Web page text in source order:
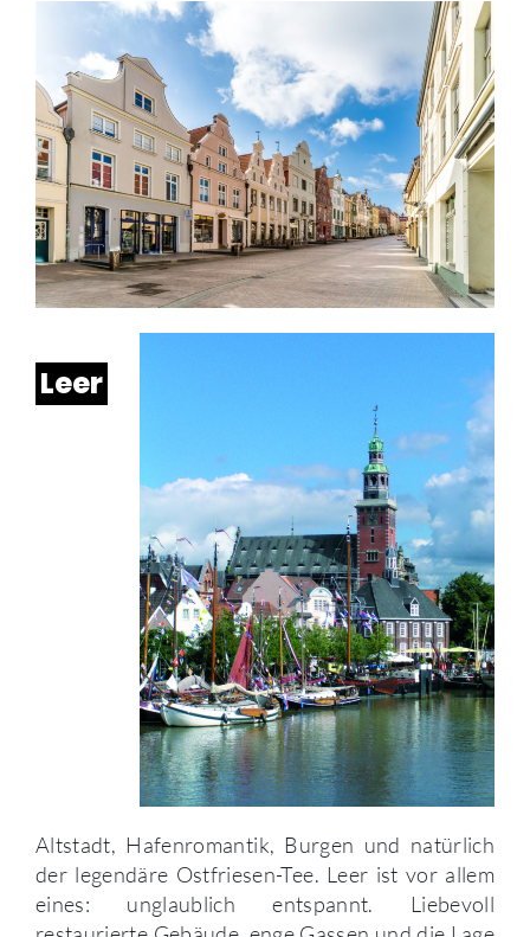
Leer
Altstadt, Hafenromantik, Burgen und natürlich
der legendäre Ostfriesen-Tee. Leer ist vor allem
eines: unglaublich entspannt. Liebevoll